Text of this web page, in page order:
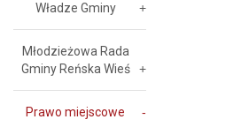
Władze Gminy
Młodzieżowa Rada
Gminy Reńska Wieś
Prawo miejscowe